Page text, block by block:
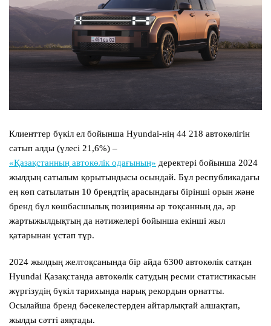
Клиенттер бүкіл ел бойынша Hyundai-нің 44 218 автокөлігін
сатып алды (үлесі 21,6%) –
«Қазақстанның автокөлік одағының» деректері бойынша 2024
жылдың сатылым қорытындысы осындай. Бұл республикадағы
ең көп сатылатын 10 брендтің арасындағы бірінші орын және
бренд бұл көшбасшылық позицияны әр тоқсанның да, әр
жартыжылдықтың да нәтижелері бойынша екінші жыл
қатарынан ұстап тұр.
2024 жылдың желтоқсанында бір айда 6300 автокөлік сатқан
Hyundai Қазақстанда автокөлік сатудың ресми статистикасын
жүргізудің бүкіл тарихында нарық рекордын орнатты.
Осылайша бренд бәсекелестерден айтарлықтай алшақтап,
жылды сәтті аяқтады.